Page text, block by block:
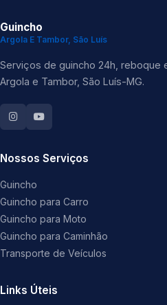
Guincho
Argola E Tambor, São Luís
Serviços de guincho 24h, reboque
Argola e Tambor, São Luís-MG.
Nossos Serviços
Guincho
Guincho para Carro
Guincho para Moto
Guincho para Caminhão
Transporte de Veículos
Links Úteis